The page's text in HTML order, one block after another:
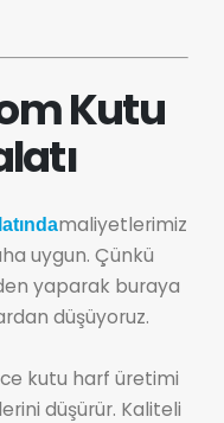
Kutu
maliyetlerimiz
uygun. Çünkü
yaparak buraya
düşüyoruz.
kutu harf üretimi
düşürür. Kaliteli